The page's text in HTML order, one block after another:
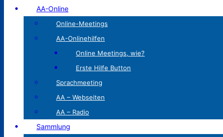
AA-Online
Online-Meetings
AA-Onlinehilfen
Online Meetings, wie?
Erste Hilfe Button
Sprachmeeting
AA – Webseiten
AA – Radio
Sammlung